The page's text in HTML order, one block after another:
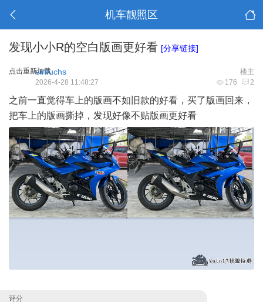
机车靓照区
发现小小R的空白版画更好看 [分享链接]
点击重新加载 楼主
einfuchs
176 2
2026-4-28 11:48:27
之前一直觉得车上的版画不如旧款的好看，买了版画回来，
把车上的版画撕掉，发现好像不贴版画更好看
评分